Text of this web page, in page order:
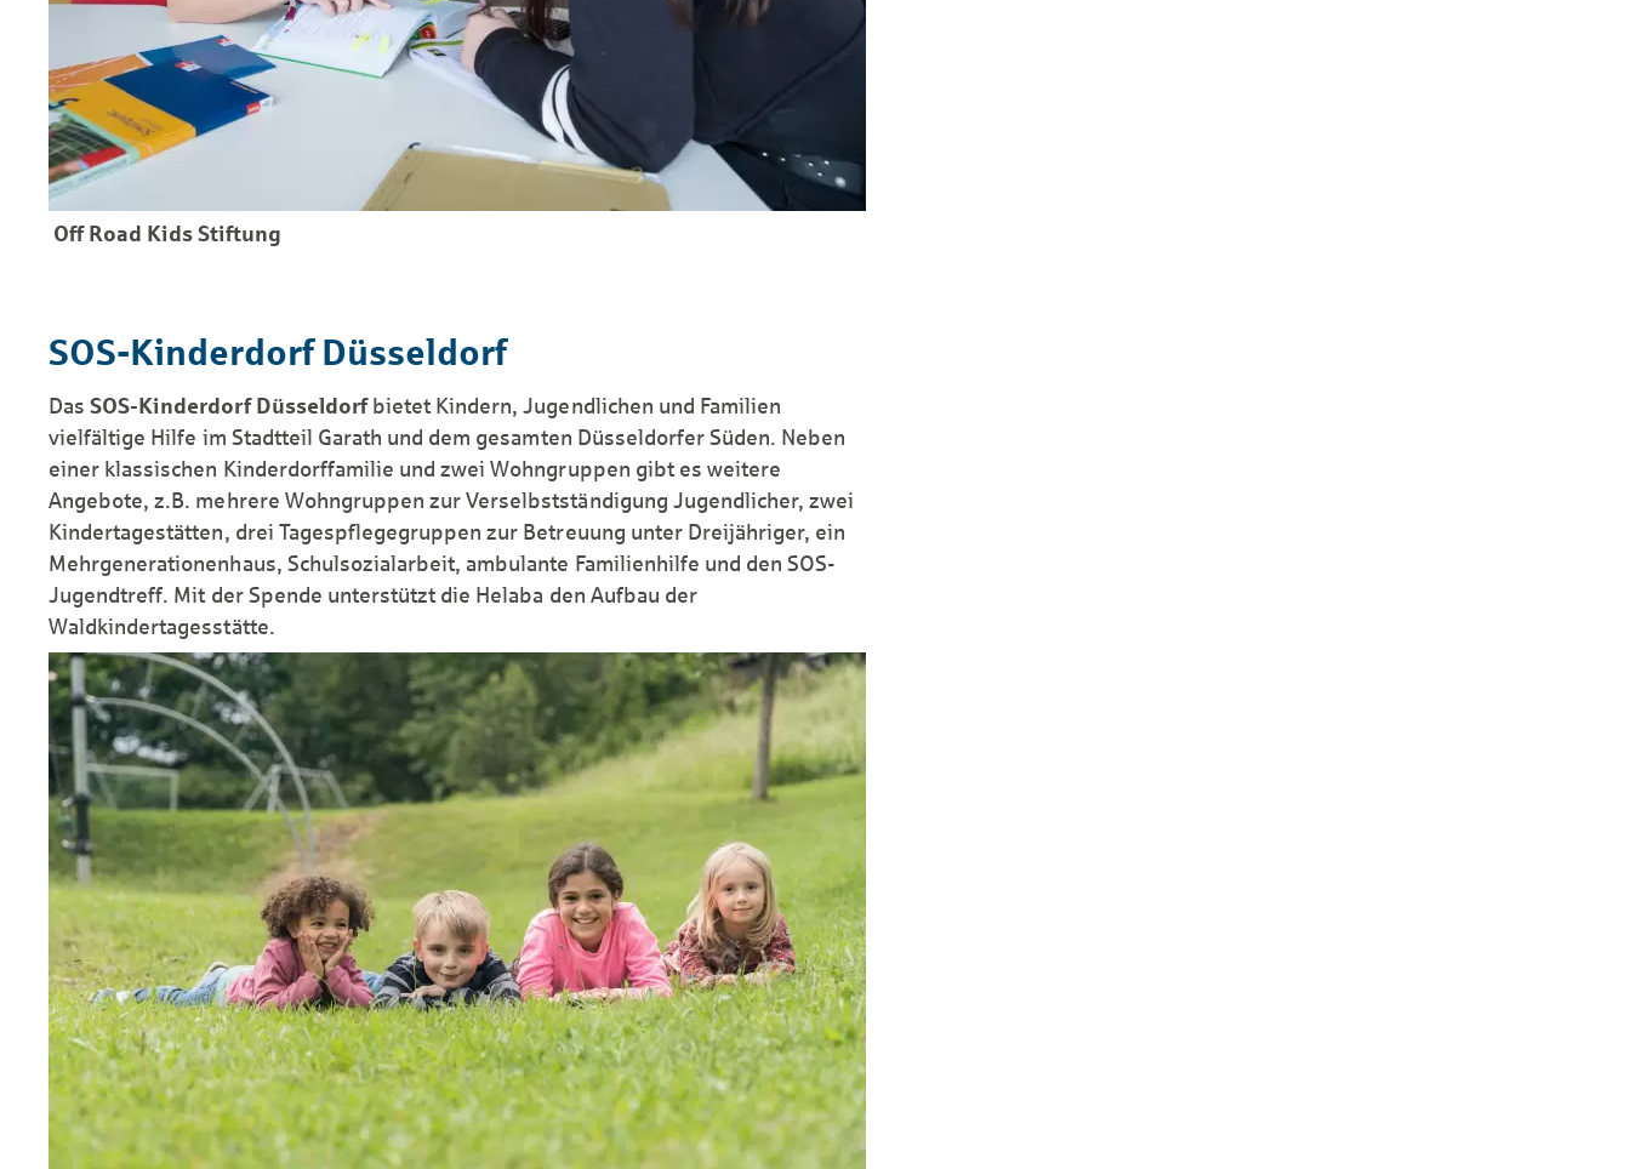
Off Road Kids Stiftung
SOS-Kinderdorf Düsseldorf
Das SOS-Kinderdorf Düsseldorfbietet Kindern, Jugendlichen und Familien
vielfältige Hilfe im Stadtteil Garath und dem gesamten Düsseldorfer Süden. Neben
einer klassischen Kinderdorffamilie und zwei Wohngruppen gibt es weitere
Angebote, z.B. mehrere Wohngruppen zur Verselbstständigung Jugendlicher, zwei
Kindertagestätten, drei Tagespflegegruppen zur Betreuung unter Dreijähriger, ein
Mehrgenerationenhaus, Schulsozialarbeit, ambulante Familienhilfe und den SOS-
Jugendtreff. Mit der Spende unterstützt die Helaba den Aufbau der
Waldkindertagesstätte.